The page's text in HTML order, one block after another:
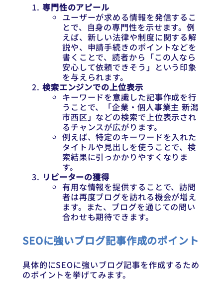
専門性のアピール
ユーザーが求める情報を発信するこ
とで、自身の専門性を示せます。例
えば、新しい法律や制度に関する解
説や、申請手続きのポイントなどを
書くことで、読者から「この人なら
安心して依頼できそう」という印象
を与えられます。
検索エンジンでの上位表示
キーワードを意識した記事作成を行
うことで、「企業・個人事業主 新潟
市西区」などの検索で上位表示され
るチャンスが広がります。
例えば、特定のキーワードを入れた
タイトルや見出しを使うことで、検
索結果に引っかかりやすくなりま
す。
リピーターの獲得
有用な情報を提供することで、訪問
者は再度ブログを訪れる機会が増え
ます。また、ブログを通じての問い
合わせも期待できます。
SEOに強いブログ記事作成のポイント
具体的にSEOに強いブログ記事を作成するため
のポイントを挙げてみます。